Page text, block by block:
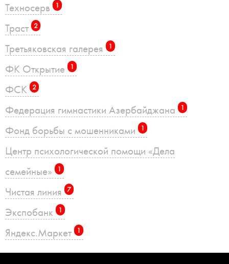
Техносерв 1
Траст 2
Третьяковская галерея 1
ФК Открытие 1
ФСК 2
Федерация гимнастики Азербайджана 1
Фонд борьбы с мошенниками 1
Центр психологической помощи «Дела
семейные»
1
Чистая линия 7
Экспобанк 1
Яндекс.Маркет 1